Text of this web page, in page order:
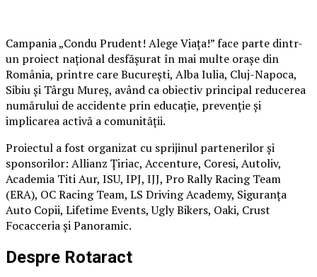
Campania „Condu Prudent! Alege Viața!” face parte dintr-
un proiect național desfășurat în mai multe orașe din
România, printre care București, Alba Iulia, Cluj-Napoca,
Sibiu și Târgu Mureș, având ca obiectiv principal reducerea
numărului de accidente prin educație, prevenție și
implicarea activă a comunității.
Proiectul a fost organizat cu sprijinul partenerilor și
sponsorilor: Allianz Țiriac, Accenture, Coresi, Autoliv,
Academia Titi Aur, ISU, IPJ, IJJ, Pro Rally Racing Team
(ERA), OC Racing Team, LS Driving Academy, Siguranța
Auto Copii, Lifetime Events, Ugly Bikers, Oaki, Crust
Focacceria și Panoramic.
Despre Rotaract